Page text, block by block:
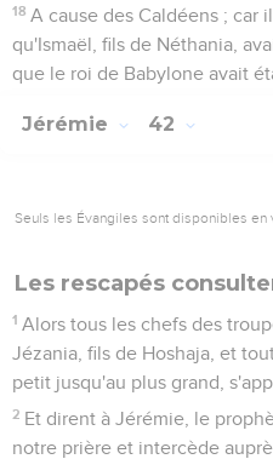
18 A cause des Caldéens ; car
qu'Ismaël, fils de Néthania,
que le roi de Babylone avait
Jérémie 42
Seuls les Évangiles sont disponibles en
Les rescapés
1 Alors tous les chefs des
Jézania, fils de Hoshaja, et
petit jusqu'au plus grand,
2 Et dirent à Jérémie, le
notre prière et intercède